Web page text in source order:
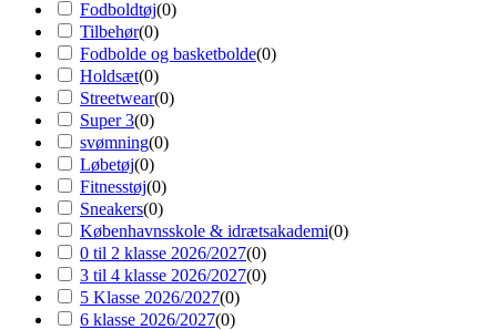
Fodboldtøj(0)
Tilbehør(0)
Fodbolde og basketbolde(0)
Holdsæt(0)
Streetwear(0)
Super 3(0)
svømning(0)
Løbetøj(0)
Fitnesstøj(0)
Sneakers(0)
Københavnsskole & idrætsakademi(0)
0 til 2 klasse 2026/2027(0)
3 til 4 klasse 2026/2027(0)
5 Klasse 2026/2027(0)
6 klasse 2026/2027(0)